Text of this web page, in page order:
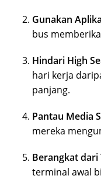
Gunakan
bus
Hindari High
hari kerja
panjang.
Pantau Media
mereka
Berangkat
terminal awal